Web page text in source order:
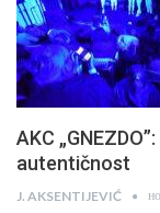
AKC
autentičnost
J. AKSENTIJEVIĆ